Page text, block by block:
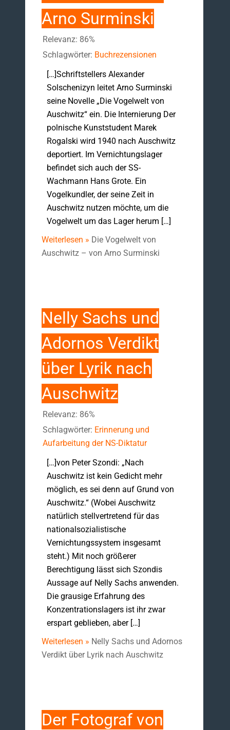
Arno Surminski
Relevanz: 86%
Schlagwörter: Buchrezensionen
[…]Schriftstellers Alexander
Solschenizyn leitet Arno Surminski
seine Novelle „Die Vogelwelt von
Auschwitz“ ein. Die Internierung Der
polnische Kunststudent Marek
Rogalski wird 1940 nach Auschwitz
deportiert. Im Vernichtungslager
befindet sich auch der SS-
Wachmann Hans Grote. Ein
Vogelkundler, der seine Zeit in
Auschwitz nutzen möchte, um die
Vogelwelt um das Lager herum […]
Weiterlesen » Die Vogelwelt von
Auschwitz – von Arno Surminski
Nelly Sachs und
Adornos Verdikt
über Lyrik nach
Auschwitz
Relevanz: 86%
Schlagwörter: Erinnerung und
Aufarbeitung der NS-Diktatur
[…]von Peter Szondi: „Nach
Auschwitz ist kein Gedicht mehr
möglich, es sei denn auf Grund von
Auschwitz.“ (Wobei Auschwitz
natürlich stellvertretend für das
nationalsozialistische
Vernichtungssystem insgesamt
steht.) Mit noch größerer
Berechtigung lässt sich Szondis
Aussage auf Nelly Sachs anwenden.
Die grausige Erfahrung des
Konzentrationslagers ist ihr zwar
erspart geblieben, aber […]
Weiterlesen » Nelly Sachs und Adornos
Verdikt über Lyrik nach Auschwitz
Der Fotograf von